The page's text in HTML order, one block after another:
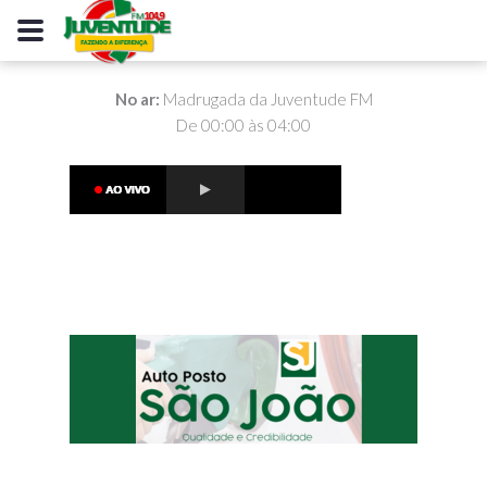
No ar: Madrugada da Juventude FM
De 00:00 às 04:00